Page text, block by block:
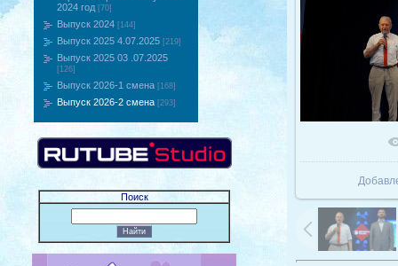
2024 год [70]
Выпуск 2024 [144]
Выпуск 2025 4.07.2025 [219]
Выпуск 2025 03 .07.2025
[126]
Выпуск 2026-1 смена [168]
Выпуск 2026-2 смена [293]
Поиск
В